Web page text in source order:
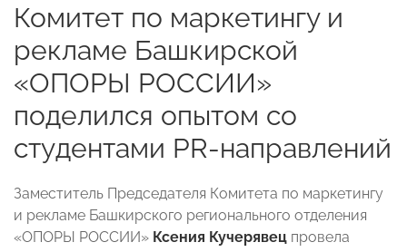
Комитет по маркетингу и
рекламе Башкирской
«ОПОРЫ РОССИИ»
поделился опытом со
студентами PR-направлений
Заместитель Председателя Комитета по маркетингу
и рекламе Башкирского регионального отделения
«ОПОРЫ РОССИИ» Ксения Кучерявец провела